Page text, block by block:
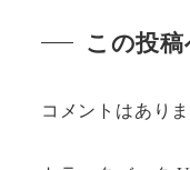
この投
コメントはありま